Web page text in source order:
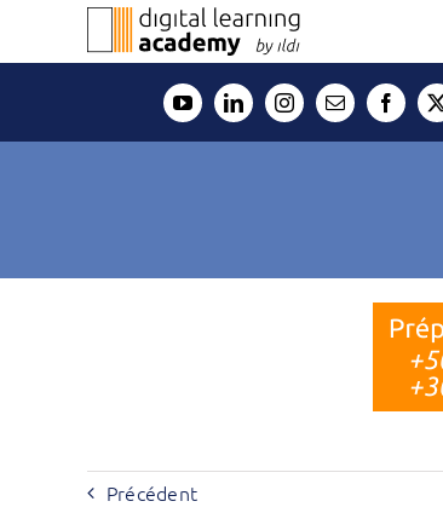
contenu
Précédent